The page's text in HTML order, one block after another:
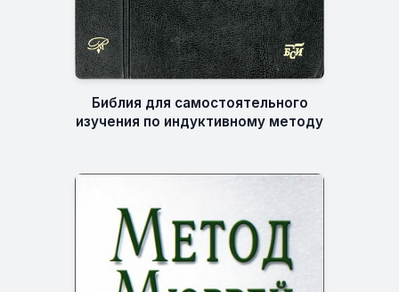
Библия для самостоятельного
изучения по индуктивному методу